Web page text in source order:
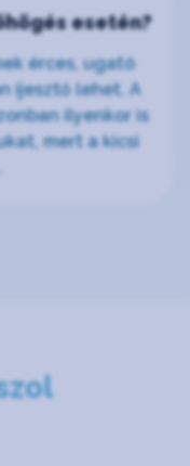
esetén?
érces, ugató
ijesztő lehet. A
ilyenkor is
mert a kicsi